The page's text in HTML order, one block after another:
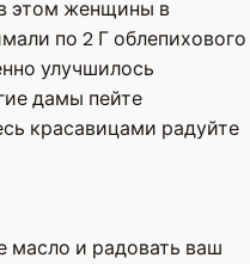
этом женщины в
по 2 Г облепихового
улучшилось
дамы пейте
красавицами радуйте
масло и радовать ваш